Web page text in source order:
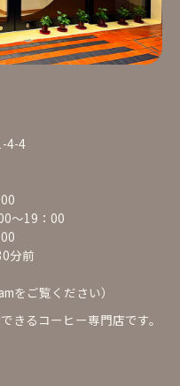
4-4
〜19：00
分前
をご覧ください）
きるコーヒー専門店です。